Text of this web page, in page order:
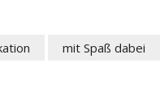
mit Spaß dabei